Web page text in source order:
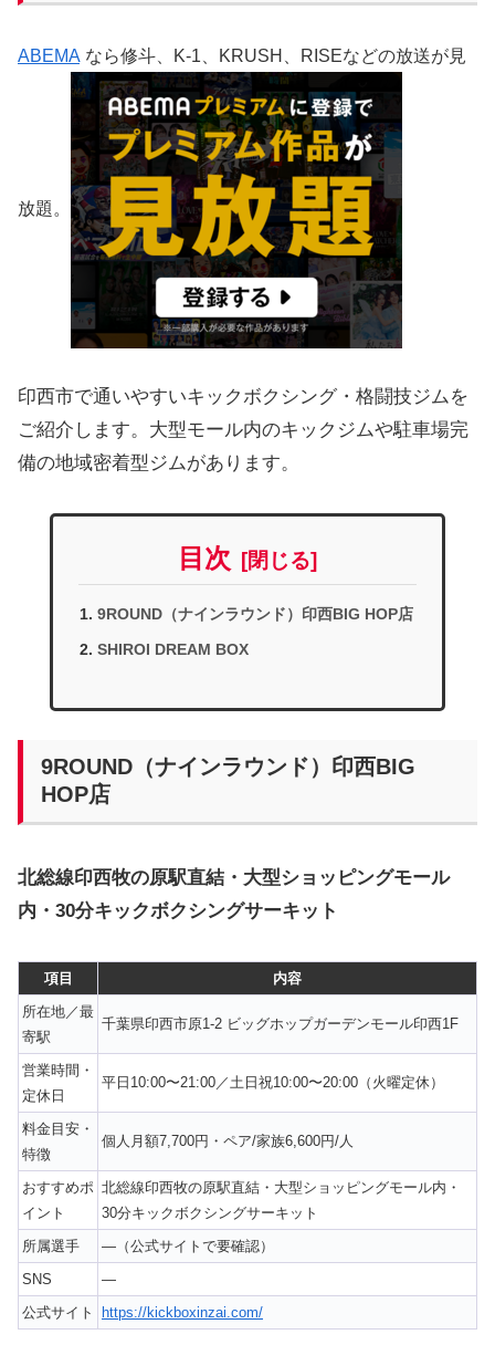
ABEMA なら修斗、K-1、KRUSH、RISEなどの放送が見
放題。
印西市で通いやすいキックボクシング・格闘技ジムを
ご紹介します。大型モール内のキックジムや駐車場完
備の地域密着型ジムがあります。
目次
9ROUND（ナインラウンド）印西BIG HOP店
SHIROI DREAM BOX
9ROUND（ナインラウンド）印西BIG
HOP店
北総線印西牧の原駅直結・大型ショッピングモール
内・30分キックボクシングサーキット
項目
内容
所在地／最
寄駅
千葉県印西市原1-2 ビッグホップガーデンモール印西1F
営業時間・
定休日
平日10:00〜21:00／土日祝10:00〜20:00（火曜定休）
料金目安・
特徴
個人月額7,700円・ペア/家族6,600円/人
おすすめポ
イント
北総線印西牧の原駅直結・大型ショッピングモール内・
30分キックボクシングサーキット
所属選手
—（公式サイトで要確認）
SNS
—
公式サイト
https://kickboxinzai.com/